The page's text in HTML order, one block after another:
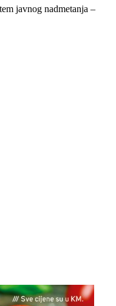
javnog nadmetanja –